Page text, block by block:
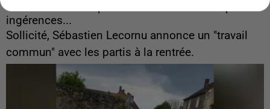
Gabriel Attal et Raphaël Glucksmann visés par des
ingérences...
Sollicité, Sébastien Lecornu annonce un "travail
commun" avec les partis à la rentrée.